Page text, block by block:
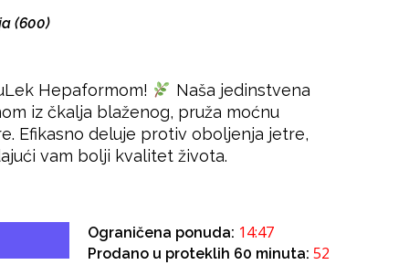
(600)
Hepaformom!
Naša jedinstvena
iz čkalja blaženog, pruža moćnu
Efikasno deluje protiv oboljenja jetre,
vam bolji kvalitet života.
Ograničena ponuda: 14:46
Prodano u proteklih 60 minuta: 52